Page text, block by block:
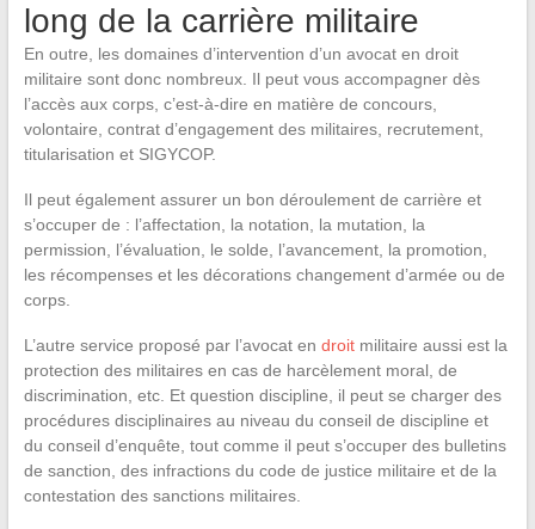
long de la carrière militaire
En outre, les domaines d’intervention d’un avocat en droit
militaire sont donc nombreux. Il peut vous accompagner dès
l’accès aux corps, c’est-à-dire en matière de concours,
volontaire, contrat d’engagement des militaires, recrutement,
titularisation et SIGYCOP.
Il peut également assurer un bon déroulement de carrière et
s’occuper de : l’affectation, la notation, la mutation, la
permission, l’évaluation, le solde, l’avancement, la promotion,
les récompenses et les décorations changement d’armée ou de
corps.
L’autre service proposé par l’avocat en droitmilitaire aussi est la
protection des militaires en cas de harcèlement moral, de
discrimination, etc. Et question discipline, il peut se charger des
procédures disciplinaires au niveau du conseil de discipline et
du conseil d’enquête, tout comme il peut s’occuper des bulletins
de sanction, des infractions du code de justice militaire et de la
contestation des sanctions militaires.